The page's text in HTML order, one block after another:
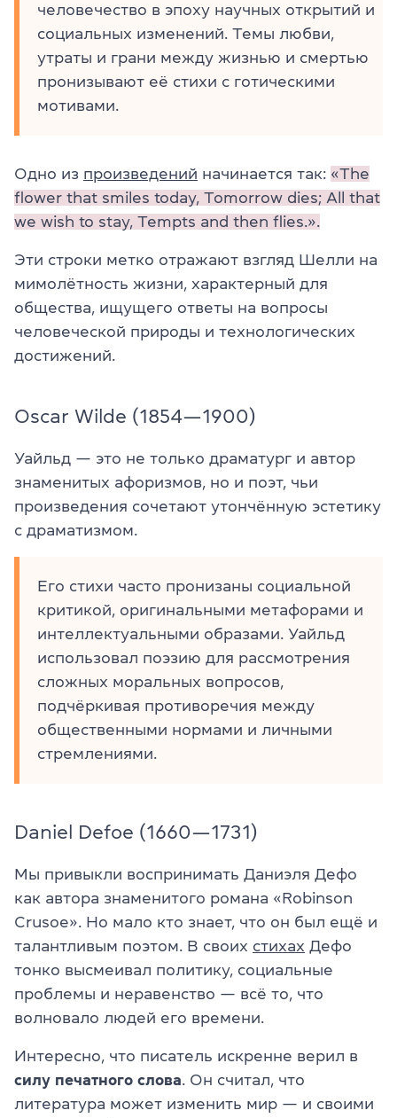
человечество в эпоху научных открытий и
социальных изменений. Темы любви,
утраты и грани между жизнью и смертью
пронизывают её стихи с готическими
мотивами.
Одно из произведений начинается так: «The
flower that smiles today, Tomorrow dies; All that
we wish to stay, Tempts and then flies.».
Эти строки метко отражают взгляд Шелли на
мимолётность жизни, характерный для
общества, ищущего ответы на вопросы
человеческой природы и технологических
достижений.
Oscar Wilde (1854—1900)
Уайльд — это не только драматург и автор
знаменитых афоризмов, но и поэт, чьи
произведения сочетают утончённую эстетику
с драматизмом.
Его стихи часто пронизаны социальной
критикой, оригинальными метафорами и
интеллектуальными образами. Уайльд
использовал поэзию для рассмотрения
сложных моральных вопросов,
подчёркивая противоречия между
общественными нормами и личными
стремлениями.
Daniel Defoe (1660—1731)
Мы привыкли воспринимать Даниэля Дефо
как автора знаменитого романа «Robinson
Crusoe». Но мало кто знает, что он был ещё и
талантливым поэтом. В своих стихах Дефо
тонко высмеивал политику, социальные
проблемы и неравенство — всё то, что
волновало людей его времени.
Интересно, что писатель искренне верил в
силу печатного слова. Он считал, что
литература может изменить мир — и своими